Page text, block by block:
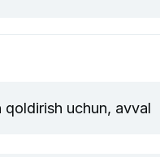
qoldirish uchun, avval